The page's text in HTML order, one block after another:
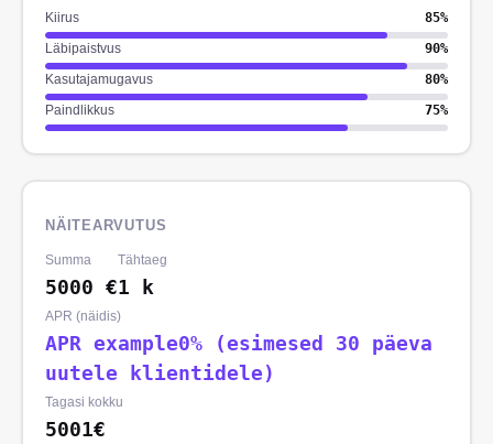
Kiirus 85%
Läbipaistvus
90%
Kasutajamugavus
80%
Paindlikkus
75%
NÄITEARVUTUS
Summa
5000 €
Tähtaeg
1 k
APR (näidis)
APR example0% (esimesed 30 päeva
uutele klientidele)
Tagasi kokku
5001€